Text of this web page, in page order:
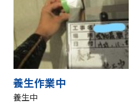
養生作業中
養生中